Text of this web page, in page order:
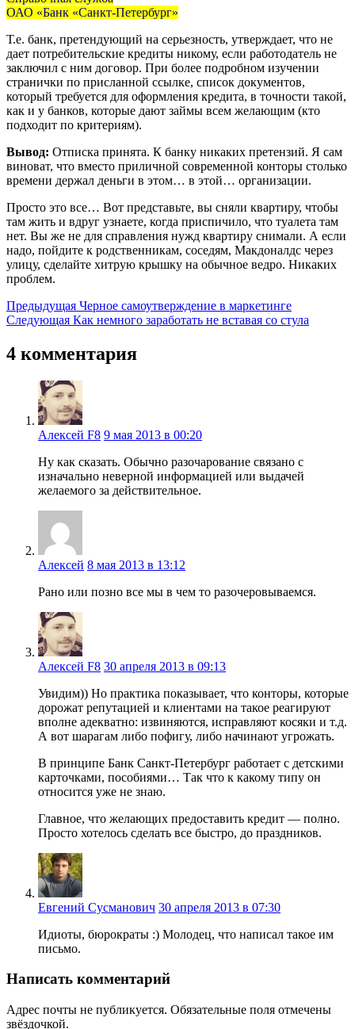
ОАО «Банк «Санкт-Петербург»
Т.е. банк, претендующий на серьезность, утверждает, что не
дает потребительские кредиты никому, если работодатель не
заключил с ним договор. При более подробном изучении
странички по присланной ссылке, список документов,
который требуется для оформления кредита, в точности такой,
как и у банков, которые дают займы всем желающим (кто
подходит по критериям).
Вывод: Отписка принята. К банку никаких претензий. Я сам
виноват, что вместо приличной современной конторы столько
времени держал деньги в этом… в этой… организации.
Просто это все… Вот представьте, вы сняли квартиру, чтобы
там жить и вдруг узнаете, когда приспичило, что туалета там
нет. Вы же не для справления нужд квартиру снимали. А если
надо, пойдите к родственникам, соседям, Макдоналдс через
улицу, сделайте хитрую крышку на обычное ведро. Никаких
проблем.
Предыдущая Черное самоутверждение в маркетинге
Следующая Как немного заработать не вставая со стула
4 комментария
Алексей F8 9 мая 2013 в 00:20
Ну как сказать. Обычно разочарование связано с
изначально неверной информацией или выдачей
желаемого за действительное.
Алексей 8 мая 2013 в 13:12
Рано или позно все мы в чем то разочеровываемся.
Алексей F8 30 апреля 2013 в 09:13
Увидим)) Но практика показывает, что конторы, которые
дорожат репутацией и клиентами на такое реагируют
вполне адекватно: извиняются, исправляют косяки и т.д.
А вот шарагам либо пофигу, либо начинают угрожать.
В принципе Банк Санкт-Петербург работает с детскими
карточками, пособиями… Так что к какому типу он
относится уже не знаю.
Главное, что желающих предоставить кредит — полно.
Просто хотелось сделать все быстро, до праздников.
Евгений Сусманович 30 апреля 2013 в 07:30
Идиоты, бюрократы :) Молодец, что написал такое им
письмо.
Написать комментарий
Адрес почты не публикуется. Обязательные поля отмечены
звёздочкой.